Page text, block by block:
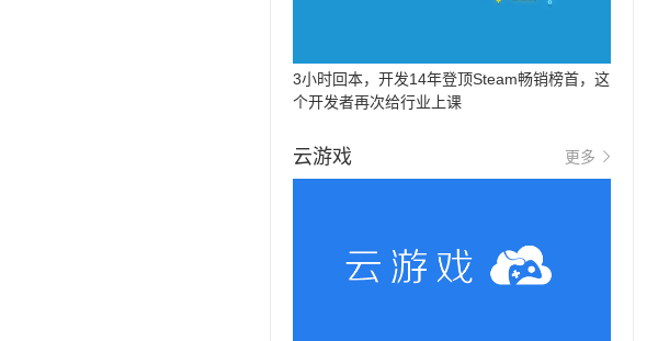
3小时回本，开发14年登顶Steam畅销榜首，这
个开发者再次给行业上课
云游戏 更多